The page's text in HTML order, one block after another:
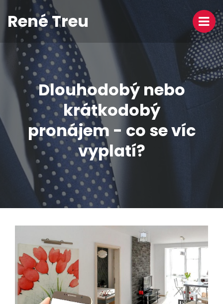
René Treu
Dlouhodobý nebo
krátkodobý
pronájem - co se víc
vyplatí?